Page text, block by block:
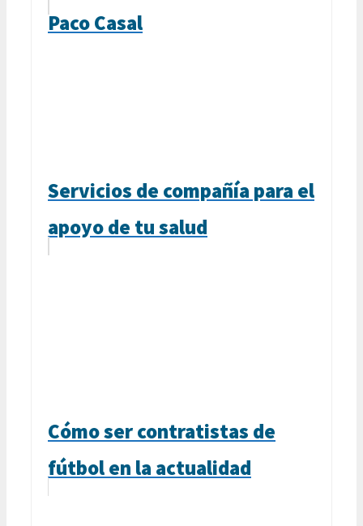
Paco Casal
Servicios de compañía para el
apoyo de tu salud
Cómo ser contratistas de
fútbol en la actualidad